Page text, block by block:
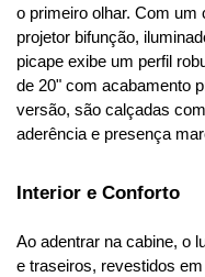
o primeiro olhar. Com um
projetor bifunção,
picape exibe um perfil
de 20" com acabamento
versão, são calçadas
aderência e presença
Interior e Conforto
Ao adentrar na cabine, o
e traseiros, revestidos